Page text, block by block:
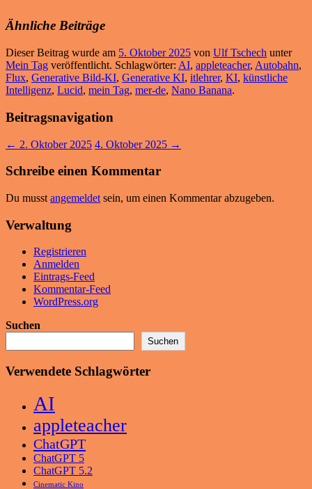
Ähnliche Beiträge
Dieser Beitrag wurde am 5. Oktober 2025 von Ulf Tschech unter
Mein Tag veröffentlicht. Schlagwörter: AI, appleteacher, Autobahn,
Flux, Generative Bild-KI, Generative KI, itlehrer, KI, künstliche
Intelligenz, Lucid, mein Tag, mer-de, Nano Banana.
Beitragsnavigation
← 2. Oktober 2025 4. Oktober 2025 →
Schreibe einen Kommentar
Du musst angemeldet sein, um einen Kommentar abzugeben.
Verwaltung
Registrieren
Anmelden
Eintrags-Feed
Kommentar-Feed
WordPress.org
Suchen
Suchen
Verwendete Schlagwörter
AI
appleteacher
ChatGPT
ChatGPT 5
ChatGPT 5.2
Cinematic Kino